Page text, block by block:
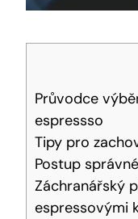
Průvodce
espressso
Tipy pro
Postup
Záchranářský
espressovými